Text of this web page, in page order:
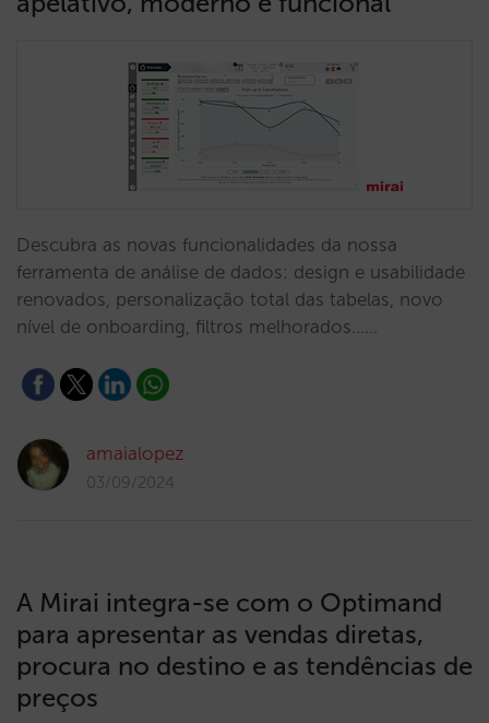
Descubra as novas funcionalidades da nossa
ferramenta de análise de dados: design e usabilidade
renovados, personalização total das tabelas, novo
nível de onboarding, filtros melhorados...…
amaialopez
03/09/2024
A Mirai integra-se com o Optimand
para apresentar as vendas diretas,
procura no destino e as tendências de
preços